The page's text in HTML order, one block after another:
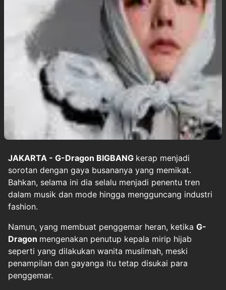
JAKARTA - G-Dragon BIGBANG kerap menjadi
sorotan dengan gaya busananya yang memikat.
Bahkan, selama ini dia selalu menjadi penentu tren
dalam musik dan mode hingga mengguncang industri
fashion.
Namun, yang membuat penggemar heran, ketika G-
Dragon mengenakan penutup kepala mirip hijab
seperti yang dilakukan wanita muslimah, meski
penampilan dan gayanga itu tetap disukai para
penggemar.